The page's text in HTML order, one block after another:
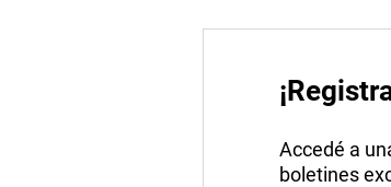
Accedé a
boletines